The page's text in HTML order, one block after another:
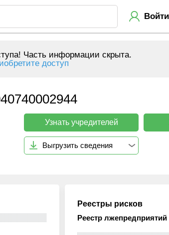
Войти
Часть информации скрыта.
доступ
Узнать учредителей
Выгрузить сведения
Реестры рисков
Реестр лжепредприятий